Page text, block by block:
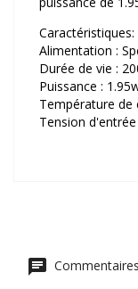
Caractéristiques:
Alimentation :
Durée de vie :
Puissance :
Température de
Tension d'entrée